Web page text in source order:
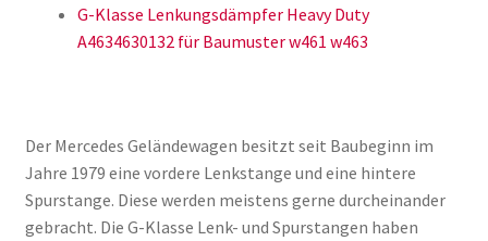
G-Klasse Lenkungsdämpfer Heavy Duty
A4634630132 für Baumuster w461 w463
Der Mercedes Geländewagen besitzt seit Baubeginn im
Jahre 1979 eine vordere Lenkstange und eine hintere
Spurstange. Diese werden meistens gerne durcheinander
gebracht. Die G-Klasse Lenk- und Spurstangen haben